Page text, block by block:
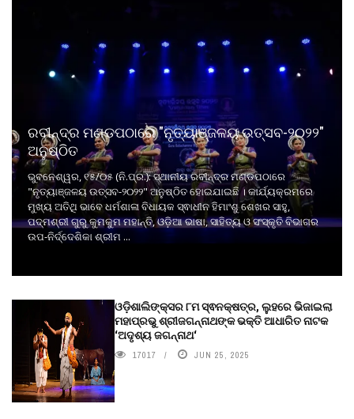
ରବୀନ୍ଦ୍ର ମଣ୍ଡପଠାରେ "ନୃତ୍ୟାଞ୍ଜଳୟ ଉତ୍ସବ-୨୦୨୨"
ଅନୁଷ୍ଠିତ
ଭୁବନେଶ୍ୱର, ୧୫/୦୫ (ନି.ପ୍ର.): ସ୍ଥାନୀୟ ରବୀନ୍ଦ୍ର ମଣ୍ଡପଠାରେ
"ନୃତ୍ୟାଞ୍ଜଳୟ ଉତ୍ସବ-୨୦୨୨" ଅନୁଷ୍ଠିତ ହୋଇଯାଇଛି । କାର୍ଯ୍ୟକ୍ରମରେ
ମୁଖ୍ୟ ଅତିଥି ଭାବେ ଧର୍ମଶାଳା ବିଧାୟକ ସ୍ଵାଧୀନ ହିମାଂଶୁ ଶେଖର ସାହୁ,
ପଦ୍ମଶ୍ରୀ ଗୁରୁ କୁମକୁମ ମହାନ୍ତି, ଓଡ଼ିଆ ଭାଷା, ସାହିତ୍ୟ ଓ ସଂସ୍କୃତି ବିଭାଗର
ଉପ-ନିର୍ଦ୍ଦେଶିକା ଶ୍ରୀମ ...
ଓଡ଼ିଶାଲିଙ୍କ୍ସର ୮ମ ସ୍ଵନକ୍ଷତ୍ର, ଲୁହରେ ଭିଜାଇଲା
ମହାପ୍ରଭୁ ଶ୍ରୀଜଗନ୍ନାଥଙ୍କ ଭକ୍ତି ଆଧାରିତ ନାଟକ
‘ଅଦୃଶ୍ୟ ଜଗନ୍ନାଥ‘
17017 JUN 25, 2025